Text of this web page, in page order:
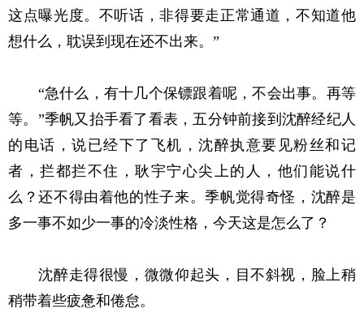
这点曝光度。不听话，非得要走正常通道，不知道他
想什么，耽误到现在还不出来。”
“急什么，有十几个保镖跟着呢，不会出事。再等
等。”季帆又抬手看了看表，五分钟前接到沈醉经纪人
的电话，说已经下了飞机，沈醉执意要见粉丝和记
者，拦都拦不住，耿宇宁心尖上的人，他们能说什
么？还不得由着他的性子来。季帆觉得奇怪，沈醉是
多一事不如少一事的冷淡性格，今天这是怎么了？
沈醉走得很慢，微微仰起头，目不斜视，脸上稍
稍带着些疲惫和倦怠。